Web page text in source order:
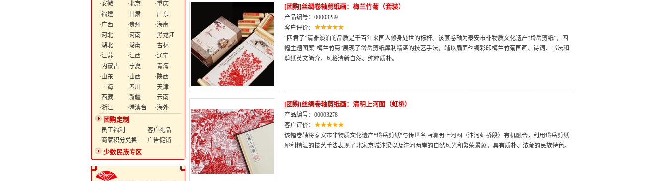
·安徽 ·北京
·重庆
·福建
·甘肃
·广东
·广西
·贵州
·海南
·河北
·河南
·黑龙江
·湖北
·湖南
·吉林
·江苏
·江西
·辽宁
·内蒙古
·宁夏
·青海
·山东
·山西
·陕西
·上海
·四川
·天津
·西藏
·新疆
·云南
·浙江
·港澳台 ·海外
团购定制
·员工福利
·客户礼品
·商家积分兑换
·广告促销
少数民族专区
[团购]丝绸卷轴剪纸画：梅兰竹菊（套装）
产品编号：00003289
客户评价：
“四君子”清雅淡泊的品质是千百年来国人修身处世的标杆。该套卷轴为泰安市非物质文化遗产“岱岳剪纸”，四
幅主题图案“梅兰竹菊”展现了岱岳剪纸犀利精湛的技艺手法，辅以扇面丝绸彩印梅兰竹菊国画、诗词、书法和
剪纸英文简介，风格清新自然、纯粹质朴。
[团购]丝绸卷轴剪纸画：清明上河图（虹桥）
产品编号：00003278
客户评价：
该幅卷轴将泰安市非物质文化遗产“岱岳剪纸”与传世名画清明上河图（汴河虹桥段）有机融合，利用岱岳剪纸
犀利精湛的技艺手法表现了北宋京城汴梁以及汴河两岸的自然风光和繁荣景象，具有质朴、浓郁的民族特色。